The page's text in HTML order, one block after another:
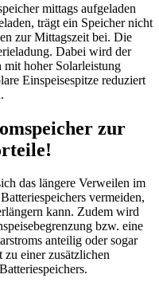
mittags aufgeladen
trägt ein Speicher nicht
zur Mittagszeit bei. Die
Dabei wird der
mit hoher Solarleistung
Einspeisespitze reduziert
zur
das längere Verweilen im
vermeiden,
kann. Zudem wird
bzw. eine
anteilig oder sogar
einer zusätzlichen